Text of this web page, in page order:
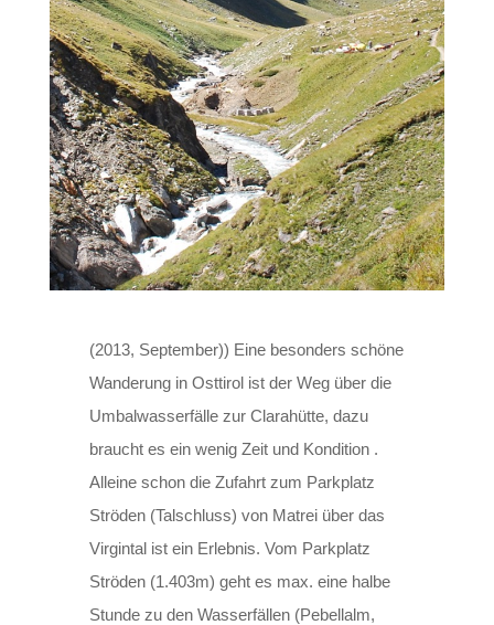
(2013, September)) Eine besonders schöne
Wanderung in Osttirol ist der Weg über die
Umbalwasserfälle zur Clarahütte, dazu
braucht es ein wenig Zeit und Kondition .
Alleine schon die Zufahrt zum Parkplatz
Ströden (Talschluss) von Matrei über das
Virgintal ist ein Erlebnis. Vom Parkplatz
Ströden (1.403m) geht es max. eine halbe
Stunde zu den Wasserfällen (Pebellalm,